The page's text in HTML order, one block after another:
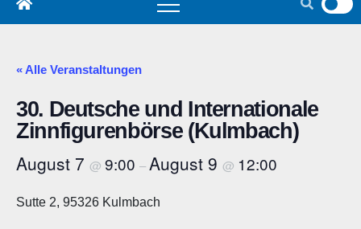
« Alle Veranstaltungen
30. Deutsche und Internationale
Zinnfigurenbörse (Kulmbach)
August 7 @ 9:00 –August 9 @ 12:00
Sutte 2, 95326 Kulmbach